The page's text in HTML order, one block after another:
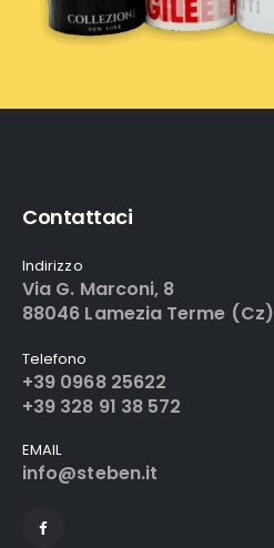
Contattaci
Indirizzo
Via G. Marconi, 8
88046 Lamezia Terme (Cz)
Telefono
+39 0968 25622
+39 328 91 38 572
EMAIL
info@steben.it